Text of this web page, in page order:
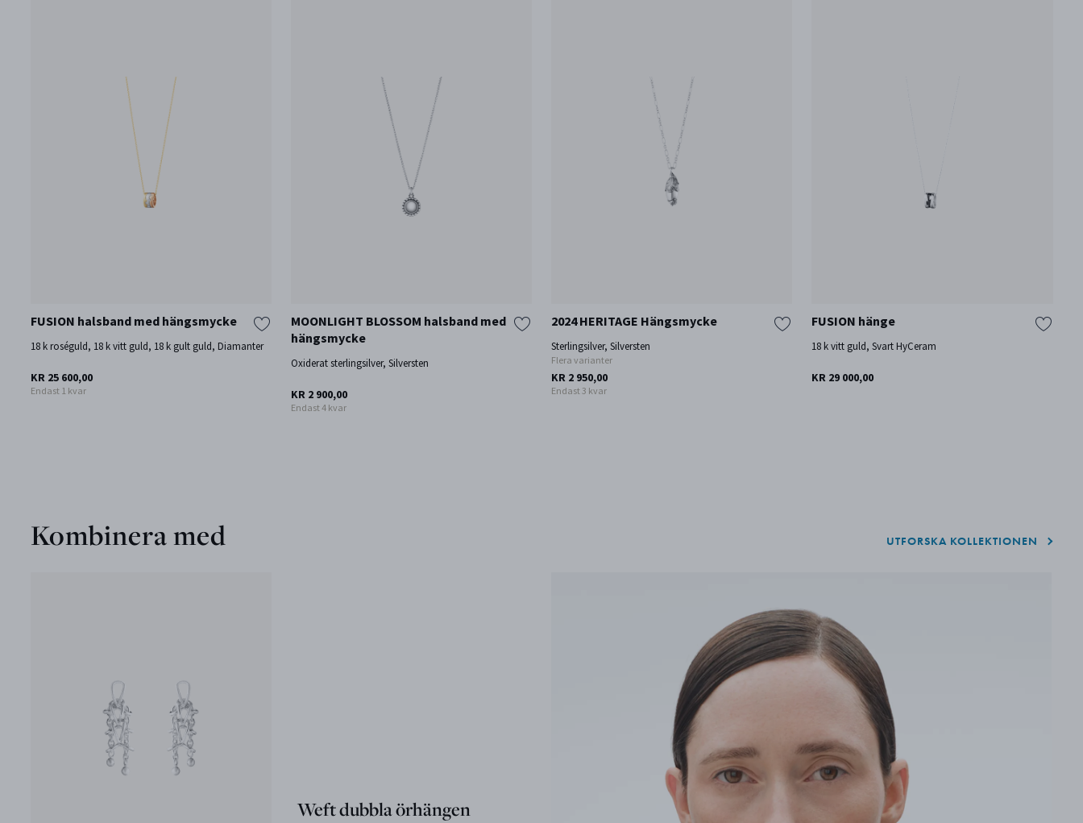
FUSION halsband med hängsmycke
18 k roséguld, 18 k vitt guld, 18 k gult guld, Diamanter
KR 25 600,00
Endast 1 kvar
MOONLIGHT BLOSSOM halsband med
hängsmycke
Oxiderat sterlingsilver, Silversten
KR 2 900,00
Endast 4 kvar
2024 HERITAGE Hängsmycke
Sterlingsilver, Silversten
Flera varianter
KR 2 950,00
Endast 3 kvar
FUSION hänge
18 k vitt guld, Svart HyCeram
KR 29 000,00
UTFORSKA KOLLEKTIONEN
Kombinera med
Weft dubbla örhängen